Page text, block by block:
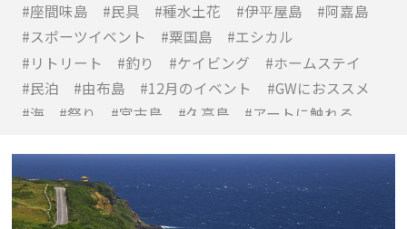
多良間島
水納島
久高島
粟国島
渡名喜島
座間味島
阿嘉島
慶留間島
渡嘉敷島
北大東島 南大東島
#座間味島
#民具 #種水土花 #伊平屋島
#阿嘉島
#スポーツイベント
#粟国島
#エシカル
#リトリート
#釣り #ケイビング
#ホームステイ
#民泊
#由布島 #12月のイベント
#GWにおススメ
#海
#祭り #宮古島 #久高島
#アートに触れる
#あなたの沖縄離島時間
#イベント
#ウェルネス旅
#カフェごはん
#キャンプ #グランピング
#グルメ
#ココロとカラダを整える旅